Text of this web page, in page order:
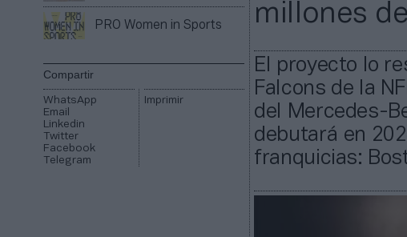
PRO Women in Sports
Compartir
WhatsApp
Email
Linkedin
Twitter
Facebook
Telegram
Imprimir
millones
El proyecto lo
Falcons de la
del Mercedes-
debutará en
franquicias: